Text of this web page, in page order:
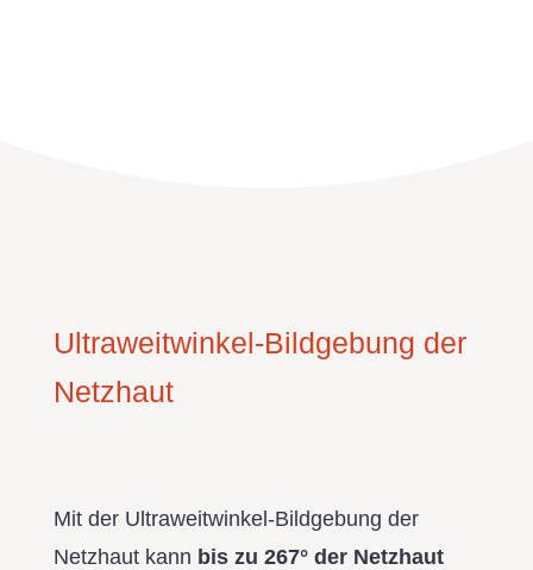
Ultraweitwinkel-Bildgebung der
Netzhaut
Mit der Ultraweitwinkel-Bildgebung der
Netzhaut kann bis zu 267° der Netzhaut